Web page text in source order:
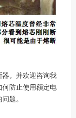
。并欢迎咨询我
防止使用额定电
题。